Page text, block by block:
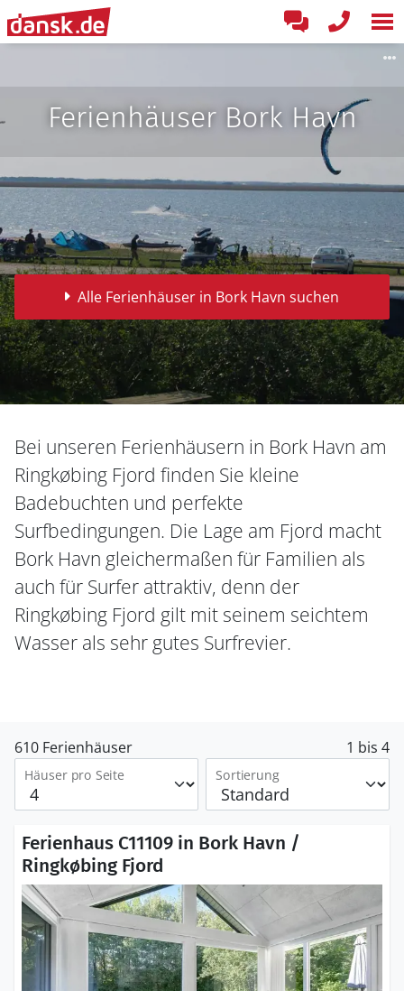
Ferienhäuser Bork Havn
Alle Ferienhäuser in Bork Havn suchen
Bei unseren Ferienhäusern in Bork Havn am
Ringkøbing Fjord finden Sie kleine
Badebuchten und perfekte
Surfbedingungen. Die Lage am Fjord macht
Bork Havn gleichermaßen für Familien als
auch für Surfer attraktiv, denn der
Ringkøbing Fjord gilt mit seinem seichtem
Wasser als sehr gutes Surfrevier.
610 Ferienhäuser 1 bis 4
Häuser pro Seite Sortierung
Ferienhaus C11109 in Bork Havn /
Ringkøbing Fjord